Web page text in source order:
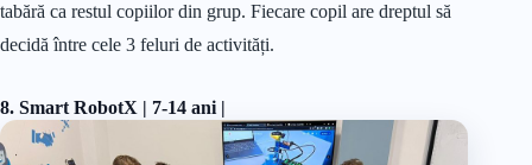
tabără ca restul copiilor din grup. Fiecare copil are dreptul să
decidă între cele 3 feluri de activități.
8. Smart RobotX | 7-14 ani |